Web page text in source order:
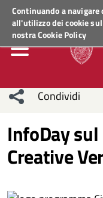
Continuando a
all'utilizzo dei cookie
nostraCookie Policy
Regione VenetoACCEDI
Condividi
sui social
network
Condividi
InfoDay
Creative